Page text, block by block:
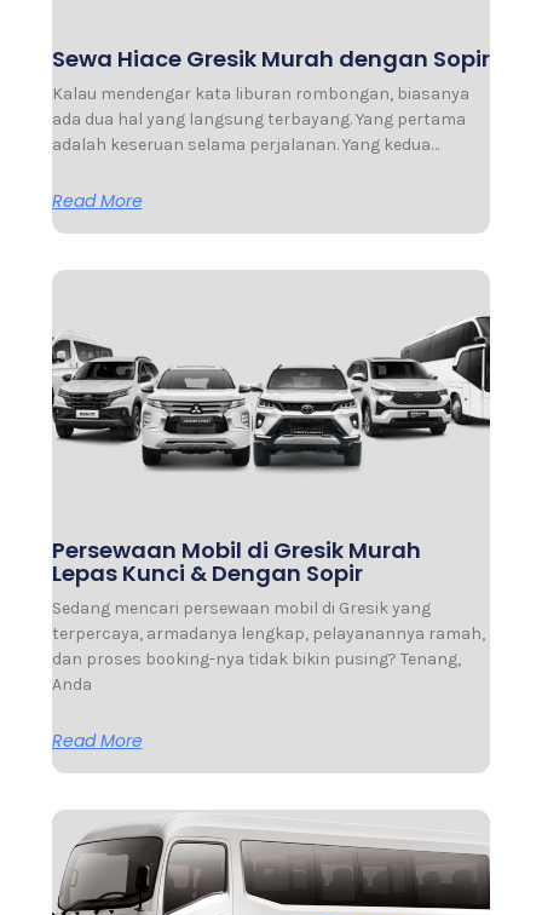
Sewa Hiace Gresik Murah dengan Sopir
Kalau mendengar kata liburan rombongan, biasanya
ada dua hal yang langsung terbayang. Yang pertama
adalah keseruan selama perjalanan. Yang kedua…
Read More
Persewaan Mobil di Gresik Murah
Lepas Kunci & Dengan Sopir
Sedang mencari persewaan mobil di Gresik yang
terpercaya, armadanya lengkap, pelayanannya ramah,
dan proses booking-nya tidak bikin pusing? Tenang,
Anda
Read More